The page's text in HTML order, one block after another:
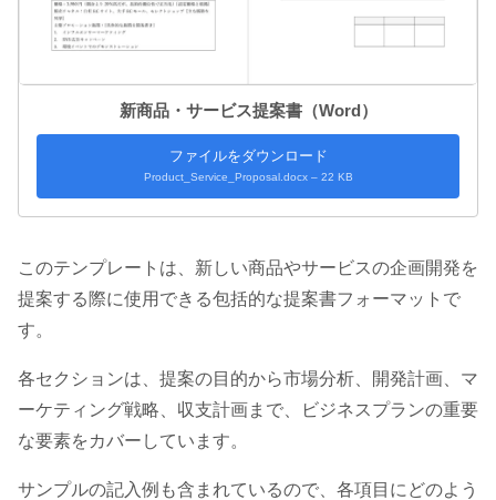
新商品・サービス提案書（Word）
ファイルをダウンロード
Product_Service_Proposal.docx – 22 KB
このテンプレートは、新しい商品やサービスの企画開発を
提案する際に使用できる包括的な提案書フォーマットで
す。
各セクションは、提案の目的から市場分析、開発計画、マ
ーケティング戦略、収支計画まで、ビジネスプランの重要
な要素をカバーしています。
サンプルの記入例も含まれているので、各項目にどのよう